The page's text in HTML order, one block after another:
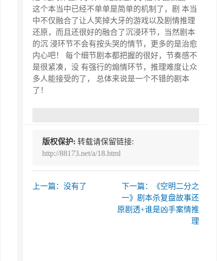
这个本当中已经不单单是简单的机制了，剧 本当
中不仅融合了让人笑掉大牙的游戏以及剧情推理
还原，而且还很好的融合了沉浸环节，当然剧本
的沉 浸环节不会有按头哭的情节，更多的是治愈
内心吧！ 每个细节剧本都把握的很好，节奏感不
是很紧凑，没 有强行的煽情环节，推理难度让众
多人能接受的了， 总体来说是一个不错的剧本
了！
版权保护: 转载请保留链接:
http://88173.net/a/18.html
上一篇：没有了
下一篇：《空明二分之
一》剧本杀复盘故事还
原剧透+谁是凶手案情推
理